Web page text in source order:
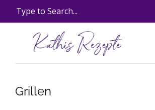
Grillen